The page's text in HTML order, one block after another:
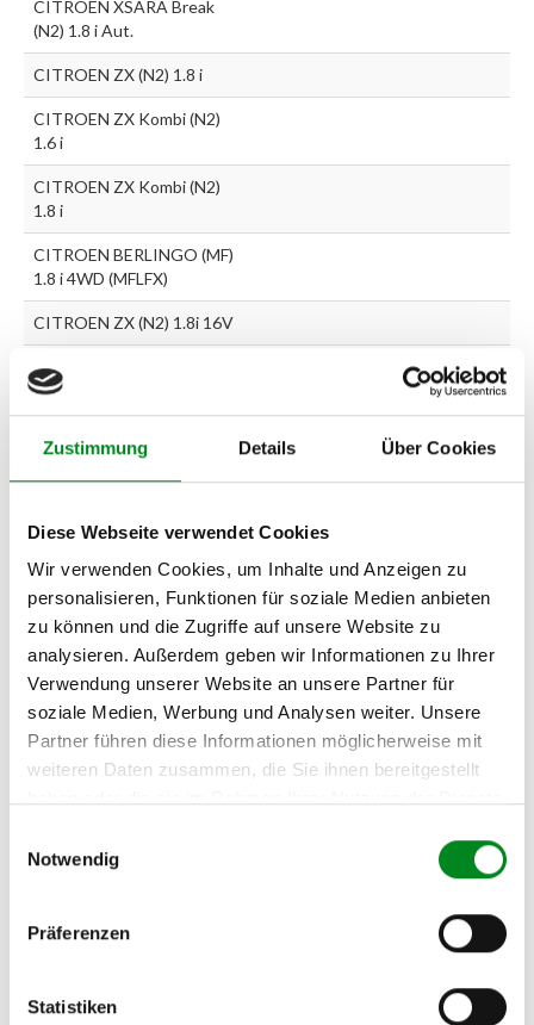
Zustimmung Details Über Cookies
Diese Webseite verwendet Cookies
Wir verwenden Cookies, um Inhalte und Anzeigen zu
personalisieren, Funktionen für soziale Medien anbieten
zu können und die Zugriffe auf unsere Website zu
analysieren. Außerdem geben wir Informationen zu Ihrer
Verwendung unserer Website an unsere Partner für
soziale Medien, Werbung und Analysen weiter. Unsere
Partner führen diese Informationen möglicherweise mit
weiteren Daten zusammen, die Sie ihnen bereitgestellt
Notwendig
Präferenzen
Statistiken
CITROEN XSARA Break
(N2) 1.8 i Aut.
CITROEN ZX (N2) 1.8 i
CITROEN ZX Kombi (N2)
1.6 i
CITROEN ZX Kombi (N2)
1.8 i
CITROEN BERLINGO (MF)
1.8 i 4WD (MFLFX)
CITROEN ZX (N2) 1.8i 16V
CITROEN ZX Break (N2)
1.8i 16V
1.8 16V
1.8 ST
PEUGEOT 306 Cabrio (7D,
N3, N5) 1.8
PEUGEOT 306 Cabrio (7D,
N3, N5) 1.8 16V
PEUGEOT 306 Fließheck
(7A, 7C, N3, N5) 1.8
PEUGEOT 306 Fließheck
N3, N5) 1.8
N3, N5) 1.8 16V
Combispace (5F) 1.8